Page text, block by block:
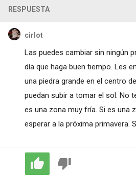
RESPUESTA
cirlot
Las puedes cambiar sin ningún
día que haga buen tiempo. Les
una piedra grande en el centro
puedan subir a tomar el sol. No
es una zona muy fría. Si es una
esperar a la próxima primavera.